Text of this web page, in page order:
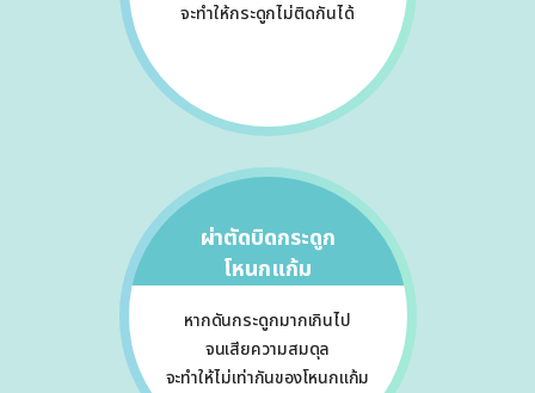
จะทำให้กระดูกไม่ติดกันได้
ผ่าตัดบิดกระดูก
โหนกแก้ม
หากดันกระดูกมากเกินไป
จนเสียความสมดุล
จะทำให้ไม่เท่ากันของโหนกแก้ม